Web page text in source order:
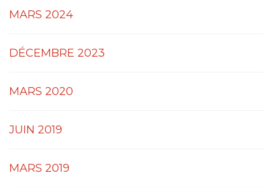
MARS 2024
DÉCEMBRE 2023
MARS 2020
JUIN 2019
MARS 2019